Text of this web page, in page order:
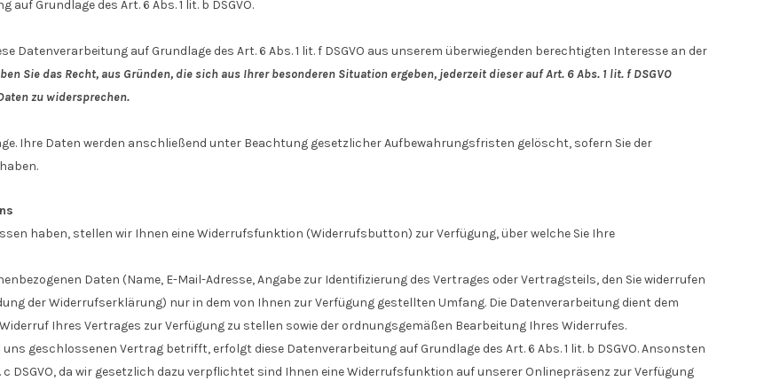
Grundlage des Art. 6 Abs. 1 lit. b DSGVO.
Datenverarbeitung auf Grundlage des Art. 6 Abs. 1 lit. f DSGVO aus unserem überwiegenden berechtigten Interesse an der
Sie das Recht, aus Gründen, die sich aus Ihrer besonderen Situation ergeben, jederzeit dieser auf Art. 6 Abs. 1 lit. f DSGVO
zu widersprechen.
Ihre Daten werden anschließend unter Beachtung gesetzlicher Aufbewahrungsfristen gelöscht, sofern Sie der
haben, stellen wir Ihnen eine Widerrufsfunktion (Widerrufsbutton) zur Verfügung, über welche Sie Ihre
Daten (Name, E-Mail-Adresse, Angabe zur Identifizierung des Vertrages oder Vertragsteils, den Sie widerrufen
der Widerrufserklärung) nur in dem von Ihnen zur Verfügung gestellten Umfang. Die Datenverarbeitung dient dem
Ihres Vertrages zur Verfügung zu stellen sowie der ordnungsgemäßen Bearbeitung Ihres Widerrufes.
geschlossenen Vertrag betrifft, erfolgt diese Datenverarbeitung auf Grundlage des Art. 6 Abs. 1 lit. b DSGVO. Ansonsten
DSGVO, da wir gesetzlich dazu verpflichtet sind Ihnen eine Widerrufsfunktion auf unserer Onlinepräsenz zur Verfügung